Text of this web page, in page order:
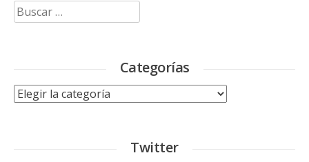
Buscar:
Categorías
Categorías
Twitter